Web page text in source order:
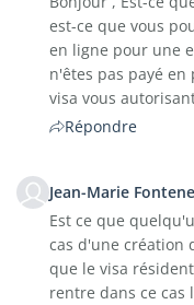
est-ce que vous
en ligne pour une
n'êtes pas payé en
visa vous
Répondre
Jean-Marie
Est ce que
cas d'une création
que le visa
rentre dans ce cas